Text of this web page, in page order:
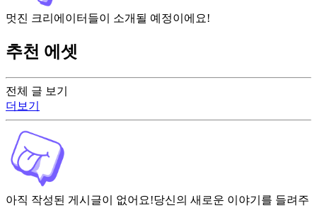
전체 글 보기
더보기
아직 작성된 게시글이 없어요!당신의 새로운 이야기를 들려주
멋진 크리에이터들이 소개될 예정이에요!
추천 에셋